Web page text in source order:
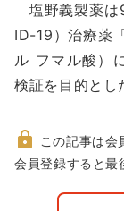
塩野義製薬は
ID-19）治療薬
ル フマル酸）
検証を目的と
非
この記事は会
会員登録すると最